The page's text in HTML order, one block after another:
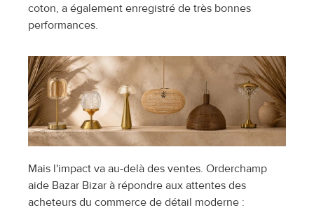
coton, a également enregistré de très bonnes
performances.
Mais l'impact va au-delà des ventes. Orderchamp
aide Bazar Bizar à répondre aux attentes des
acheteurs du commerce de détail moderne :